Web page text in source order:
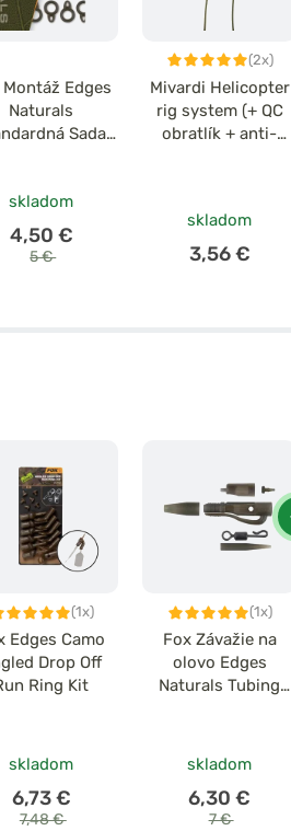
Montáž Edges
Naturals
Sada
skladom
4,50 €
5 €
(2x)
Mivardi Helicopter
rig system (+ QC
obratlík + anti-
skladom
3,56 €
(1x)
Edges Camo
Drop Off
Ring Kit
skladom
6,73 €
7,48 €
(1x)
Fox Závažie na
olovo Edges
Naturals Tubing
skladom
6,30 €
7 €